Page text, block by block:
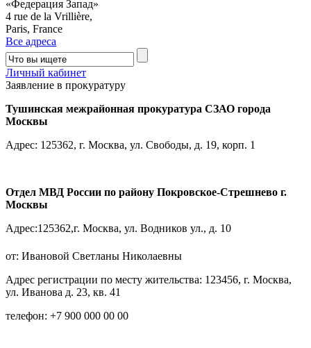
«Федерация Запад»
4 rue de la Vrillière,
Paris, France
Все адреса
Личный кабинет
Заявление в прокуратуру
Тушинская межрайонная прокуратура СЗАО города
Москвы
Адрес: 125362, г. Москва, ул. Свободы, д. 19, корп. 1
Отдел МВД России по району Покровское-Стрешнево г.
Москвы
Адрес:125362,г. Москва, ул. Водников ул., д. 10
от: Ивановой Светланы Николаевны
Адрес регистрации по месту жительства: 123456, г. Москва,
ул. Иванова д. 23, кв. 41
телефон: +7 900 000 00 00